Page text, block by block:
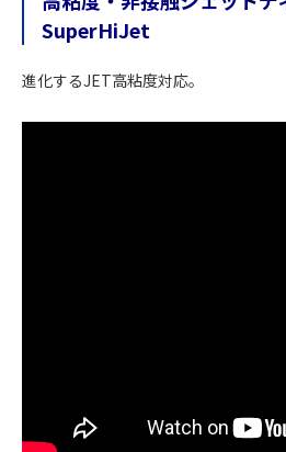
SuperHiJet
進化するJET高粘度対応。